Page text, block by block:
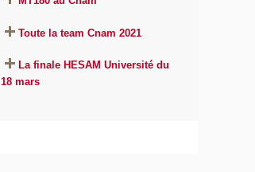
Toute la team Cnam 2021
La finale HESAM Université du
18 mars